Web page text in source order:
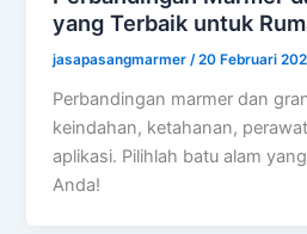
yang Terbaik untuk
jasapasangmarmer/20 Februari
Perbandingan marmer dan
keindahan, ketahanan,
aplikasi. Pilihlah batu alam
Anda!